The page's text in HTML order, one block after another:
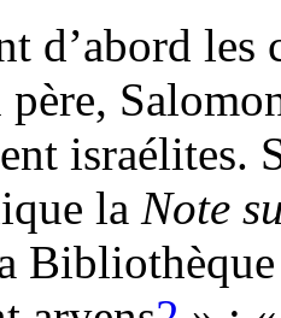
d’abord
israélites.
la Note